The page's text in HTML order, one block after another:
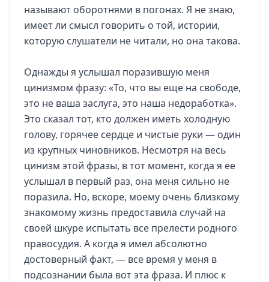
называют оборотнями в погонах. Я не знаю,
имеет ли смысл говорить о той, истории,
которую слушатели не читали, но она такова.
Однажды я услышал поразившую меня
цинизмом фразу: «То, что вы еще на свободе,
это не ваша заслуга, это наша недоработка».
Это сказал тот, кто должен иметь холодную
голову, горячее сердце и чистые руки — один
из крупных чиновников. Несмотря на весь
цинизм этой фразы, в тот момент, когда я ее
услышал в первый раз, она меня сильно не
поразила. Но, вскоре, моему очень близкому
знакомому жизнь предоставила случай на
своей шкуре испытать все прелести родного
правосудия. А когда я имел абсолютно
достоверный факт, — все время у меня в
подсознании была вот эта фраза. И плюс к